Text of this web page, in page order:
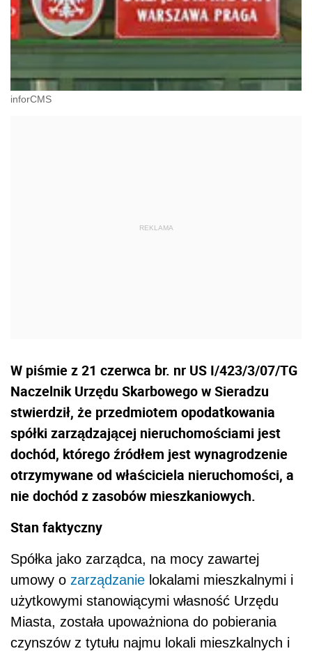
inforCMS
W piśmie z 21 czerwca br. nr US I/423/3/07/TG
Naczelnik Urzędu Skarbowego w Sieradzu
stwierdził, że przedmiotem opodatkowania
spółki zarządzającej nieruchomościami jest
dochód, którego źródłem jest wynagrodzenie
otrzymywane od właściciela nieruchomości, a
nie dochód z zasobów mieszkaniowych.
Stan faktyczny
Spółka jako zarządca, na mocy zawartej
umowy o zarządzanie lokalami mieszkalnymi i
użytkowymi stanowiącymi własność Urzędu
Miasta, została upoważniona do pobierania
czynszów z tytułu najmu lokali mieszkalnych i